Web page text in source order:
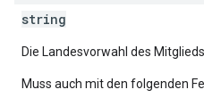
string
Die Landesvorwahl des Mitglieds.
Muss auch mit den folgenden